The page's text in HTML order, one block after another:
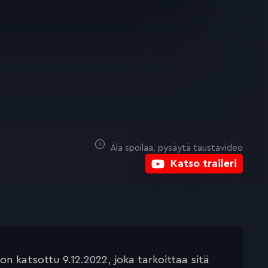
Katso traileri
Älä spoilaa, pysäytä taustavideo
katsottu 9.12.2022, joka tarkoittaa sitä